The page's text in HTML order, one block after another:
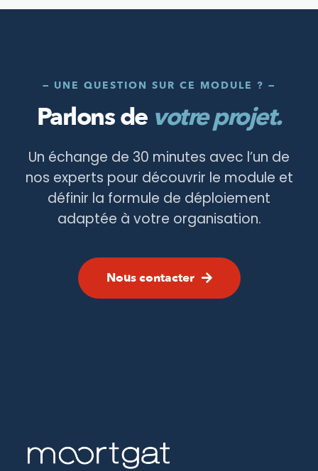
— UNE QUESTION SUR CE MODULE ? —
Parlons de votre projet.
Un échange de 30 minutes avec l’un de
nos experts pour découvrir le module et
définir la formule de déploiement
adaptée à votre organisation.
Nous contacter